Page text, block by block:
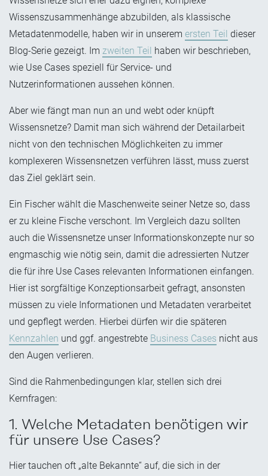
Wissenszusammenhänge abzubilden, als klassische
Metadatenmodelle, haben wir in unserem ersten Teil dieser
Blog-Serie gezeigt. Im zweiten Teil haben wir beschrieben,
wie Use Cases speziell für Service- und
Nutzerinformationen aussehen können.
Aber wie fängt man nun an und webt oder knüpft
Wissensnetze? Damit man sich während der Detailarbeit
nicht von den technischen Möglichkeiten zu immer
komplexeren Wissensnetzen verführen lässt, muss zuerst
das Ziel geklärt sein.
Ein Fischer wählt die Maschenweite seiner Netze so, dass
er zu kleine Fische verschont. Im Vergleich dazu sollten
auch die Wissensnetze unser Informationskonzepte nur so
engmaschig wie nötig sein, damit die adressierten Nutzer
die für ihre Use Cases relevanten Informationen einfangen.
Hier ist sorgfältige Konzeptionsarbeit gefragt, ansonsten
müssen zu viele Informationen und Metadaten verarbeitet
und gepflegt werden. Hierbei dürfen wir die späteren
Kennzahlen und ggf. angestrebte Business Cases nicht aus
den Augen verlieren.
Sind die Rahmenbedingungen klar, stellen sich drei
Kernfragen:
1. Welche Metadaten benötigen wir
für unsere Use Cases?
Hier tauchen oft „alte Bekannte“ auf, die sich in der